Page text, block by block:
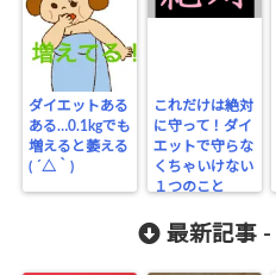
ダイエットある
ある…0.1kgでも
増えると萎える
( ´△｀)
これだけは絶対
に守って！ダイ
エットで守らな
くちゃいけない
１つのこと
最新記事 -